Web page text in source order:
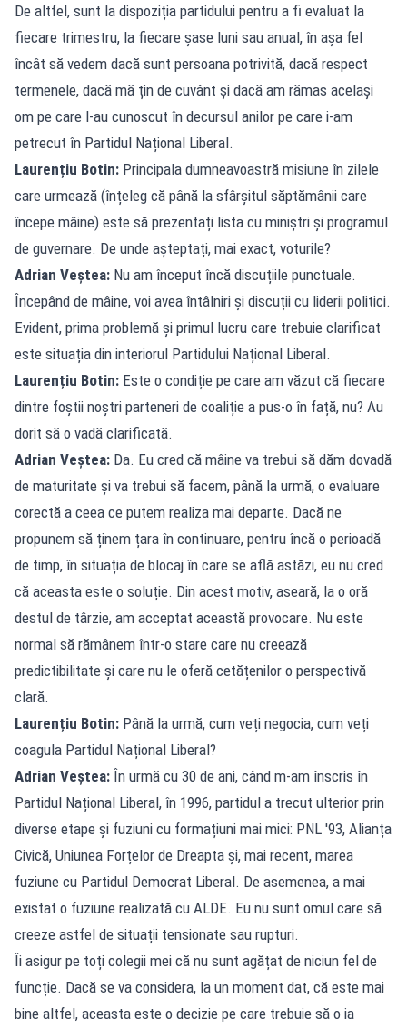
De altfel, sunt la dispoziția partidului pentru a fi evaluat la
fiecare trimestru, la fiecare șase luni sau anual, în așa fel
încât să vedem dacă sunt persoana potrivită, dacă respect
termenele, dacă mă țin de cuvânt și dacă am rămas același
om pe care l-au cunoscut în decursul anilor pe care i-am
petrecut în Partidul Național Liberal.
Laurențiu Botin: Principala dumneavoastră misiune în zilele
care urmează (înțeleg că până la sfârșitul săptămânii care
începe mâine) este să prezentați lista cu miniștri și programul
de guvernare. De unde așteptați, mai exact, voturile?
Adrian Veștea: Nu am început încă discuțiile punctuale.
Începând de mâine, voi avea întâlniri și discuții cu liderii politici.
Evident, prima problemă și primul lucru care trebuie clarificat
este situația din interiorul Partidului Național Liberal.
Laurențiu Botin: Este o condiție pe care am văzut că fiecare
dintre foștii noștri parteneri de coaliție a pus-o în față, nu? Au
dorit să o vadă clarificată.
Adrian Veștea: Da. Eu cred că mâine va trebui să dăm dovadă
de maturitate și va trebui să facem, până la urmă, o evaluare
corectă a ceea ce putem realiza mai departe. Dacă ne
propunem să ținem țara în continuare, pentru încă o perioadă
de timp, în situația de blocaj în care se află astăzi, eu nu cred
că aceasta este o soluție. Din acest motiv, aseară, la o oră
destul de târzie, am acceptat această provocare. Nu este
normal să rămânem într-o stare care nu creează
predictibilitate și care nu le oferă cetățenilor o perspectivă
clară.
Laurențiu Botin: Până la urmă, cum veți negocia, cum veți
coagula Partidul Național Liberal?
Adrian Veștea: În urmă cu 30 de ani, când m-am înscris în
Partidul Național Liberal, în 1996, partidul a trecut ulterior prin
diverse etape și fuziuni cu formațiuni mai mici: PNL '93, Alianța
Civică, Uniunea Forțelor de Dreapta și, mai recent, marea
fuziune cu Partidul Democrat Liberal. De asemenea, a mai
existat o fuziune realizată cu ALDE. Eu nu sunt omul care să
creeze astfel de situații tensionate sau rupturi.
Îi asigur pe toți colegii mei că nu sunt agățat de niciun fel de
funcție. Dacă se va considera, la un moment dat, că este mai
bine altfel, aceasta este o decizie pe care trebuie să o ia